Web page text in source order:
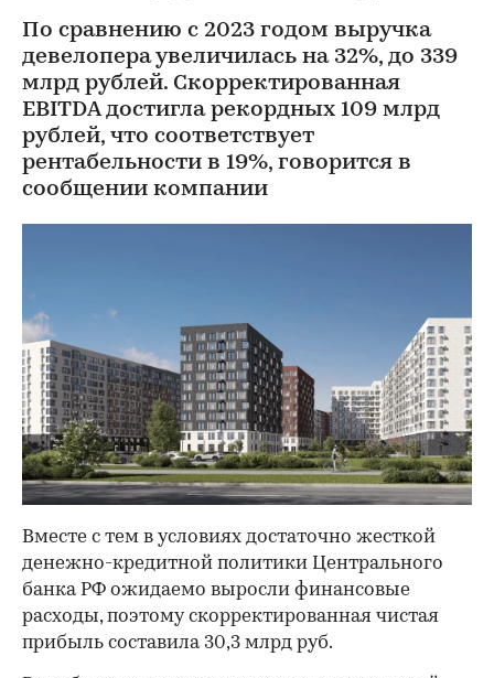
По сравнению с 2023 годом выручка
девелопера увеличилась на 32%, до 339
млрд рублей. Скорректированная
EBITDA достигла рекордных 109 млрд
рублей, что соответствует
рентабельности в 19%, говорится в
сообщении компании
Вместе с тем в условиях достаточно жесткой
денежно-кредитной политики Центрального
банка РФ ожидаемо выросли финансовые
расходы, поэтому скорректированная чистая
прибыль составила 30,3 млрд руб.